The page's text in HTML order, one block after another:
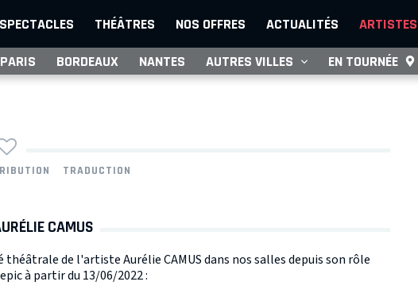
SPECTACLES THÉÂTRES NOS OFFRES ACTUALITÉS ARTISTES
PARIS BORDEAUX NANTES AUTRES VILLES EN TOURNÉE
TRADUCTION
CAMUS
de l'artiste Aurélie CAMUS dans nos salles depuis son rôle
à partir du 13/06/2022 :